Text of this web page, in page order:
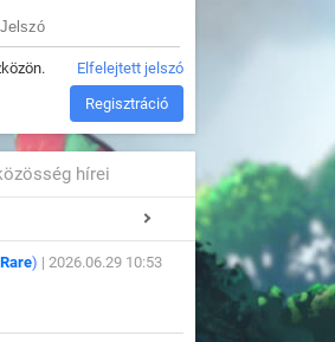
Elfelejtett jelszó
Regisztráció
hírei
Rare) | 2026.06.29 10:53